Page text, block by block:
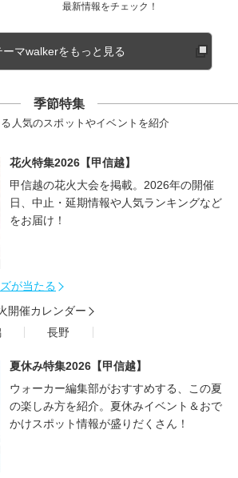
最新情報をチェック！
ーマwalkerをもっと見る
季節特集
人気のスポットやイベントを紹介
花火特集2026【甲信越】
甲信越の花火大会を掲載。2026年の開催
日、中止・延期情報や人気ランキングなど
をお届け！
が当たる
開催カレンダー
長野
夏休み特集2026【甲信越】
ウォーカー編集部がおすすめする、この夏
の楽しみ方を紹介。夏休みイベント＆おで
かけスポット情報が盛りだくさん！